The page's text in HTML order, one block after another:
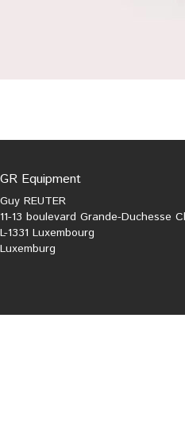
GR Equipment
Guy REUTER
11-13 boulevard Grande-Duchesse
L-1331 Luxembourg
Luxemburg